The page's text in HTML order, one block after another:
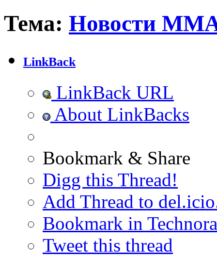
Тема: Новости
LinkBack
LinkBack URL
About LinkBacks
Bookmark & Share
Digg this Thread!
Add Thread to
Bookmark in
Tweet this thread